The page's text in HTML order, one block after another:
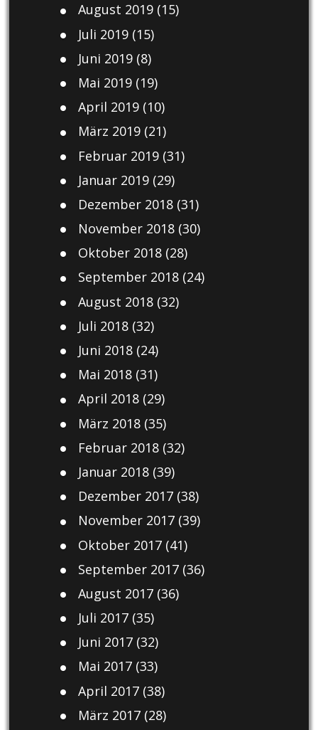
August 2019(15)
Juli 2019(15)
Juni 2019(8)
Mai 2019(19)
April 2019(10)
März 2019(21)
Februar 2019(31)
Januar 2019(29)
Dezember 2018(31)
November 2018(30)
Oktober 2018(28)
September 2018(24)
August 2018(32)
Juli 2018(32)
Juni 2018(24)
Mai 2018(31)
April 2018(29)
März 2018(35)
Februar 2018(32)
Januar 2018(39)
Dezember 2017(38)
November 2017(39)
Oktober 2017(41)
September 2017(36)
August 2017(36)
Juli 2017(35)
Juni 2017(32)
Mai 2017(33)
April 2017(38)
März 2017(28)